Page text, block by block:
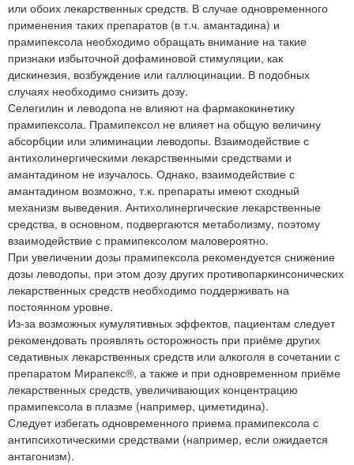
или обоих лекарственных средств. В случае одновременного
применения таких препаратов (в т.ч. амантадина) и
прамипексола необходимо обращать внимание на такие
признаки избыточной дофаминовой стимуляции, как
дискинезия, возбуждение или галлюцинации. В подобных
случаях необходимо снизить дозу.
Селегилин и леводопа не влияют на фармакокинетику
прамипексола. Прамипексол не влияет на общую величину
абсорбции или элиминации леводопы. Взаимодействие с
антихолинергическими лекарственными средствами и
амантадином не изучалось. Однако, взаимодействие с
амантадином возможно, т.к. препараты имеют сходный
механизм выведения. Антихолинергические лекарственные
средства, в основном, подвергаются метаболизму, поэтому
взаимодействие с прамипексолом маловероятно.
При увеличении дозы прамипексола рекомендуется снижение
дозы леводопы, при этом дозу других противопаркинсонических
лекарственных средств необходимо поддерживать на
постоянном уровне.
Из-за возможных кумулятивных эффектов, пациентам следует
рекомендовать проявлять осторожность при приёме других
седативных лекарственных средств или алкоголя в сочетании с
препаратом Мирапекс®, а также и при одновременном приёме
лекарственных средств, увеличивающих концентрацию
прамипексола в плазме (например, циметидина).
Следует избегать одновременного приема прамипексола с
антипсихотическими средствами (например, если ожидается
антагонизм).